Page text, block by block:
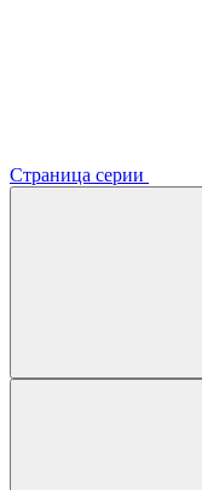
Страница серии